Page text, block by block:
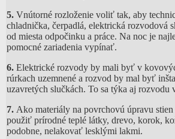
5. Vnútorné rozloženie voliť tak, aby
chladnička, čerpadlá, elektrická rozvodová
od miesta odpočinku a práce. Na noc je
pomocné zariadenia vypínať.
6. Elektrické rozvody by mali byť v
rúrkach uzemnené a rozvod by mal byť
uzavretých slučkách. To sa týka aj rozvodu
7. Ako materiály na povrchovú úpravu stien
použiť prírodné teplé látky, drevo, korok,
podobne, nelakovať lesklými lakmi.